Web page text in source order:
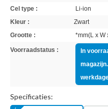
Cel type :
Li-ion
Kleur :
Zwart
Grootte :
*mm(L x W
Voorraadstatus :
In
Specificaties: